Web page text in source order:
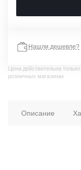
Нашли дешевле?
Цена действительна
розничных магазинах
Описание